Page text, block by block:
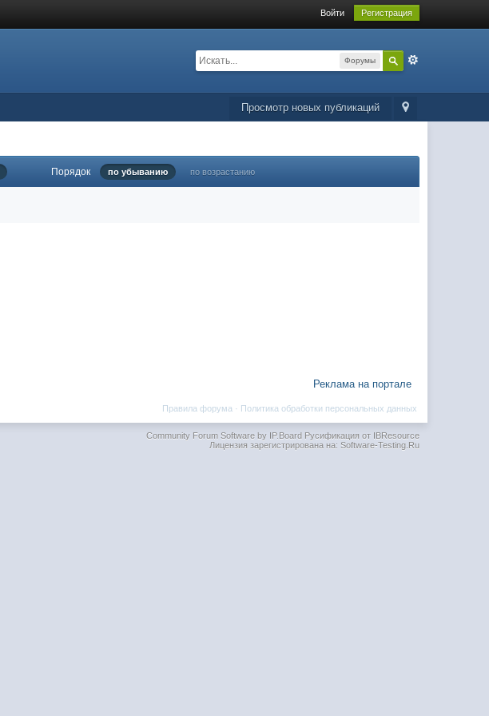
Войти Регистрация
Форумы
Просмотр новых публикаций
Порядок по убыванию по возрастанию
Реклама на портале
Политика обработки персональных данных
Правила форума ·
Community Forum Software by IP.BoardРусификация от IBResource
Лицензия зарегистрирована на: Software-Testing.Ru